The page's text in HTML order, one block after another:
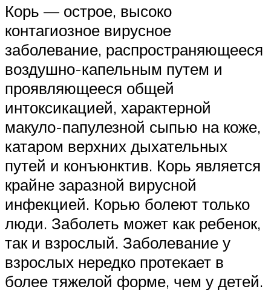
Корь — острое, высоко
контагиозное вирусное
заболевание, распространяющееся
воздушно-капельным путем и
проявляющееся общей
интоксикацией, характерной
макуло-папулезной сыпью на коже,
катаром верхних дыхательных
путей и конъюнктив. Корь является
крайне заразной вирусной
инфекцией. Корью болеют только
люди. Заболеть может как ребенок,
так и взрослый. Заболевание у
взрослых нередко протекает в
более тяжелой форме, чем у детей.